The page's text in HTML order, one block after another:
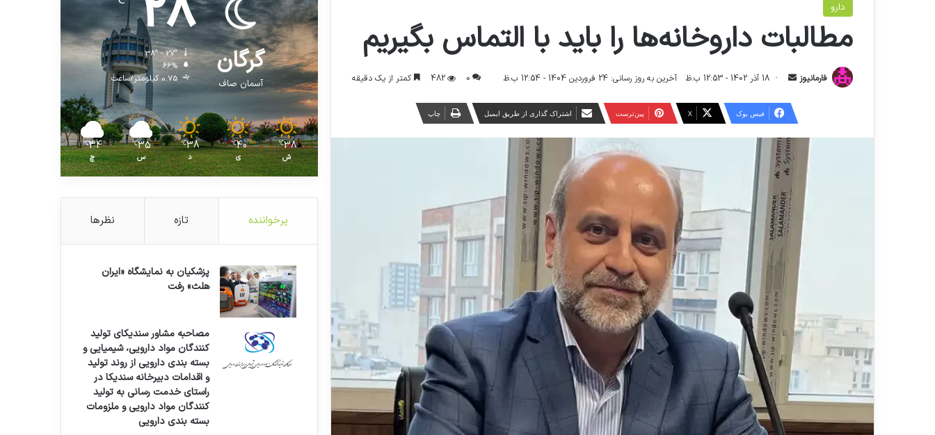
دارو
مطالبات داروخانه‌ها را باید با التماس بگیریم
فارمانیوز
س
ل
ا
ی
م
ی
ل
18 آذر 1402 - 12:53 ب.ظ آخرین به روز رسانی: 24 فروردین 1404 - 12:54 ب.ظ 0
482 کمتر از یک دقیقه
فیس بوک X ‫پین‌ترست اشتراک گذاری از طریق ایمیل چاپ
گرگان
آسمان صاف
38º - 27º
66%
0.75 کیلومتر/ساعت
38
℃
ش
40
℃
ی
38
℃
د
35
℃
س
34
℃
چ
پرخواننده تازه نظرها
پزشکیان به نمایشگاه «ایران
هلث» رفت
مصاحبه مشاور سندیکای تولید
کنندگان مواد دارویی، شیمیایی و
بسته بندی دارویی از روند تولید
و اقدامات دبیرخانه سندیکا در
راستای خدمت رسانی به تولید
کنندگان مواد دارویی و ملزومات
بسته بندی دارویی